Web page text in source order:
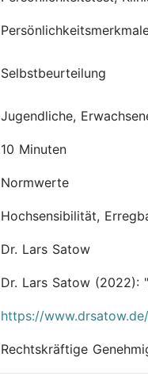
Selbstbeurteilung
Jugendliche,
10 Minuten
Normwerte
Hochsensibilität,
Dr. Lars Satow
Dr. Lars Satow (2022):
https://
Rechtskräftige